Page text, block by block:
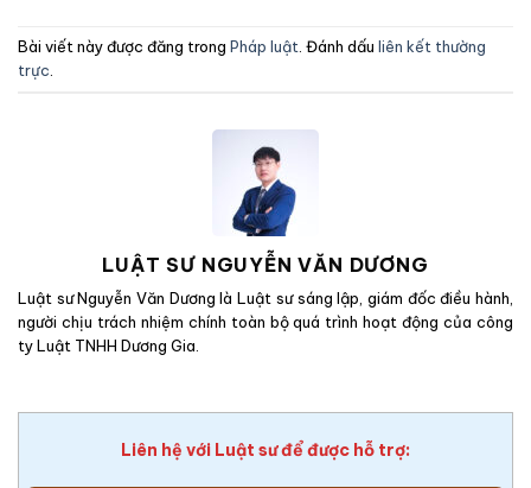
Bài viết này được đăng trong Pháp luật . Đánh dấu liên kết thường
trực
LUẬT SƯ NGUYỄN VĂN DƯƠNG
Luật sư Nguyễn Văn Dương là Luật sư sáng lập, giám đốc điều hành,
người chịu trách nhiệm chính toàn bộ quá trình hoạt động của công
ty Luật TNHH Dương Gia.
Liên hệ với Luật sư để được hỗ trợ: